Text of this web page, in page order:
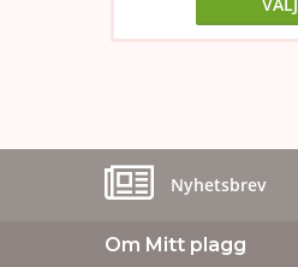
Nyhetsbrev
Om Mitt plagg